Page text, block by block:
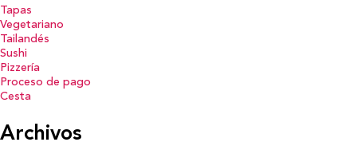
Tapas
Vegetariano
Tailandés
Sushi
Pizzería
Proceso de pago
Cesta
Archivos